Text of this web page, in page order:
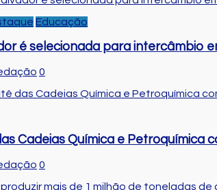
Educação
é selecionada para intercâmbio
0
Cadeias Química e
0